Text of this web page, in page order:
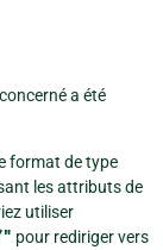
a été
format de type
les attributs de
utiliser
" pour rediriger vers